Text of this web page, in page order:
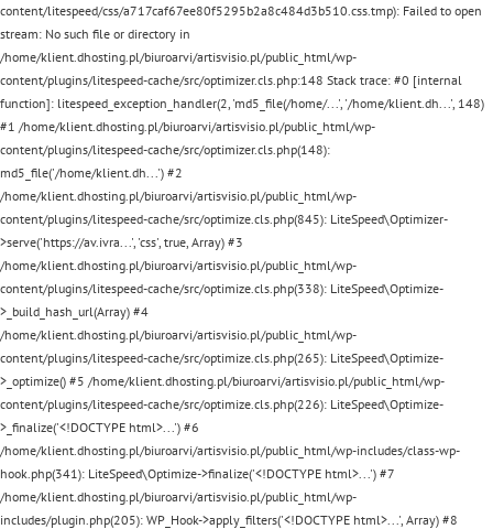
content/litespeed/css/a717caf67ee80f5295b2a8c484d3b510.css.tmp): Failed to open
stream: No such file or directory in
/home/klient.dhosting.pl/biuroarvi/artisvisio.pl/public_html/wp-
content/plugins/litespeed-cache/src/optimizer.cls.php:148 Stack trace: #0 [internal
function]: litespeed_exception_handler(2, 'md5_file(/home/...', '/home/klient.dh...', 148)
#1 /home/klient.dhosting.pl/biuroarvi/artisvisio.pl/public_html/wp-
content/plugins/litespeed-cache/src/optimizer.cls.php(148):
md5_file('/home/klient.dh...') #2
/home/klient.dhosting.pl/biuroarvi/artisvisio.pl/public_html/wp-
content/plugins/litespeed-cache/src/optimize.cls.php(845): LiteSpeed\Optimizer-
>serve('https://av.ivra...', 'css', true, Array) #3
/home/klient.dhosting.pl/biuroarvi/artisvisio.pl/public_html/wp-
content/plugins/litespeed-cache/src/optimize.cls.php(338): LiteSpeed\Optimize-
>_build_hash_url(Array) #4
/home/klient.dhosting.pl/biuroarvi/artisvisio.pl/public_html/wp-
content/plugins/litespeed-cache/src/optimize.cls.php(265): LiteSpeed\Optimize-
>_optimize() #5 /home/klient.dhosting.pl/biuroarvi/artisvisio.pl/public_html/wp-
content/plugins/litespeed-cache/src/optimize.cls.php(226): LiteSpeed\Optimize-
>_finalize('<!DOCTYPE html>...') #6
/home/klient.dhosting.pl/biuroarvi/artisvisio.pl/public_html/wp-includes/class-wp-
hook.php(341): LiteSpeed\Optimize->finalize('<!DOCTYPE html>...') #7
/home/klient.dhosting.pl/biuroarvi/artisvisio.pl/public_html/wp-
includes/plugin.php(205): WP_Hook->apply_filters('<!DOCTYPE html>...', Array) #8